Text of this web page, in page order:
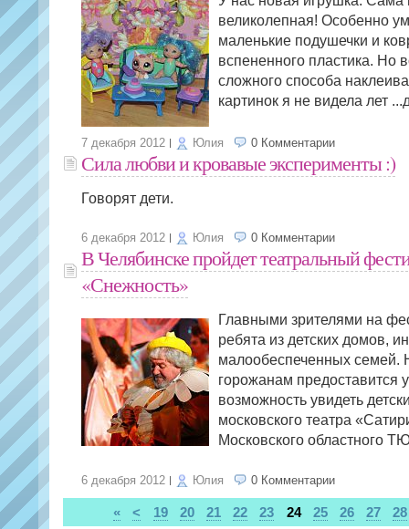
великолепная! Особенно
маленькие подушечки и
вспененного пластика. Но
сложного способа
картинок я не видела лет
7 декабря 2012 Юлия 0 Комментарии
Сила любви и кровавые эксперименты :)
Говорят дети.
6 декабря 2012 Юлия 0 Комментарии
В Челябинске пройдет театральный
«Снежность»
Главными зрителями на
ребята из детских домов,
малообеспеченных семей.
горожанам предоставится
возможность увидеть
московского театра
Московского областного
6 декабря 2012 Юлия 0 Комментарии
« < 19 20 21 22 23 24 25 26 27 28